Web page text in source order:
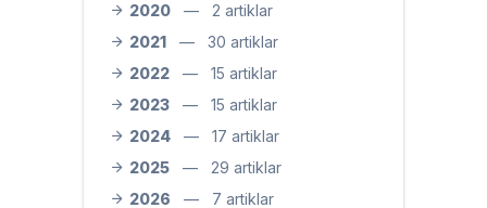
2020 —
2 artiklar
2021
—
30 artiklar
2022
—
15 artiklar
2023
—
15 artiklar
2024
—
17 artiklar
2025
—
29 artiklar
2026
— 7 artiklar